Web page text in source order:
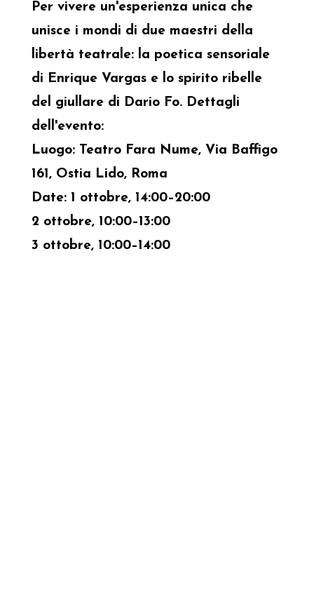
Per vivere un'esperienza unica che
unisce i mondi di due maestri della
libertà teatrale: la poetica sensoriale
di Enrique Vargas e lo spirito ribelle
del giullare di Dario Fo. Dettagli
dell'evento:
Luogo: Teatro Fara Nume, Via Baffigo
161, Ostia Lido, Roma
Date: 1 ottobre, 14:00–20:00
2 ottobre, 10:00–13:00
3 ottobre, 10:00–14:00